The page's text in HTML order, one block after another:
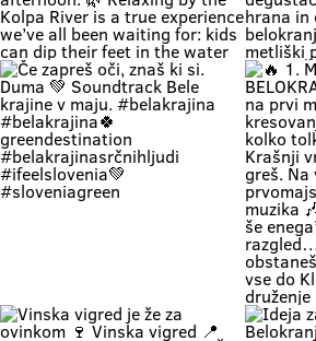
stres
plan:
pijača
krajina
🌊 Weekend = time to completely
unwind and relax by the Kolpa
River. 😍 Imagine this: you’re lying
on a soft green bank right by the
water, listening to the birds sing
and soaking up the authentic
warmth of Bela Krajina, completely
forgetting your phone exists for
the entire afternoon. 🌿 Relaxing
by the Kolpa River is a true
Weather: a hot weekend is on the
way 👉 Time: warm May days (the
“Ne
… ni še
reku!
Beli
nisi vidu
pa
👉
👉
in
Metlika
Če zapreš oči, znaš ki si. Duma 💚
Soundtrack Bele krajine v maju.
🔥 1.
Če boš